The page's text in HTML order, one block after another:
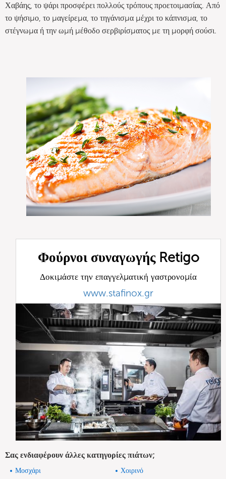
Χαβάης, το ψάρι προσφέρει πολλούς τρόπους προετοιμασίας. Από
το ψήσιμο, το μαγείρεμα, το τηγάνισμα μέχρι το κάπνισμα, το
στέγνωμα ή την ωμή μέθοδο σερβιρίσματος με τη μορφή σούσι.
Φούρνοι συναγωγής Retigo
Δοκιμάστε την επαγγελματική γαστρονομία
www.stafinox.gr
Σας ενδιαφέρουν άλλες κατηγορίες πιάτων;
Μοσχάρι
Χοιρινό